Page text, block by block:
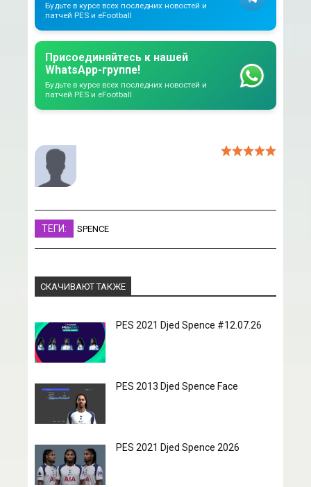
Будьте в курсе всех последних новостей и
патчей PES и eFootball
Присоединяйтесь к нашей
WhatsApp-группе!
Будьте в курсе всех последних новостей и
патчей PES и eFootball
ТЕГИ: SPENCE
СКАЧИВАЮТ ТАКЖЕ
PES 2021 Djed Spence #12.07.26
PES 2013 Djed Spence Face
PES 2021 Djed Spence 2026